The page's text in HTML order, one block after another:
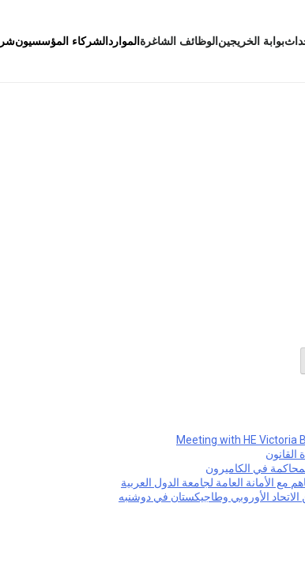
بوابة الخريجينالوظائف الشاغرةالمواردالشركاء المؤسسيون
Meeting with HE Victoria
القانون
في الكاميرون
مع الأمانة العامة لجامعة الدول العربية
الأوروبي وطاجيكستان في دوشنبه